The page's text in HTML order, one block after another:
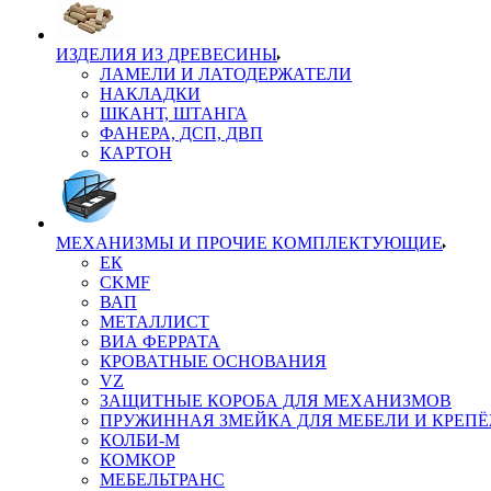
ИЗДЕЛИЯ ИЗ ДРЕВЕСИНЫ
ЛАМЕЛИ И ЛАТОДЕРЖАТЕЛИ
НАКЛАДКИ
ШКАНТ, ШТАНГА
ФАНЕРА, ДСП, ДВП
КАРТОН
МЕХАНИЗМЫ И ПРОЧИЕ КОМПЛЕКТУЮЩИЕ
ЕК
CKMF
ВАП
МЕТАЛЛИСТ
ВИА ФЕРРАТА
КРОВАТНЫЕ ОСНОВАНИЯ
VZ
ЗАЩИТНЫЕ КОРОБА ДЛЯ МЕХАНИЗМОВ
ПРУЖИННАЯ ЗМЕЙКА ДЛЯ МЕБЕЛИ И
КОЛБИ-М
КОМКОР
МЕБЕЛЬТРАНС